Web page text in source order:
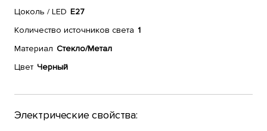
Цоколь / LED E27
Количество источников света 1
Материал Стекло/Метал
Цвет Черный
Электрические свойства: